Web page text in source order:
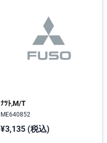
ﾅﾂﾄ,M/T
ME640852
¥3,135 (税込)